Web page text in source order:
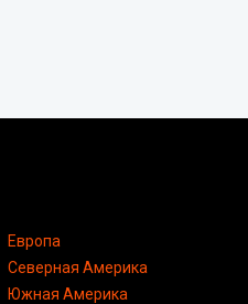
Европа
Северная Америка
Южная Америка